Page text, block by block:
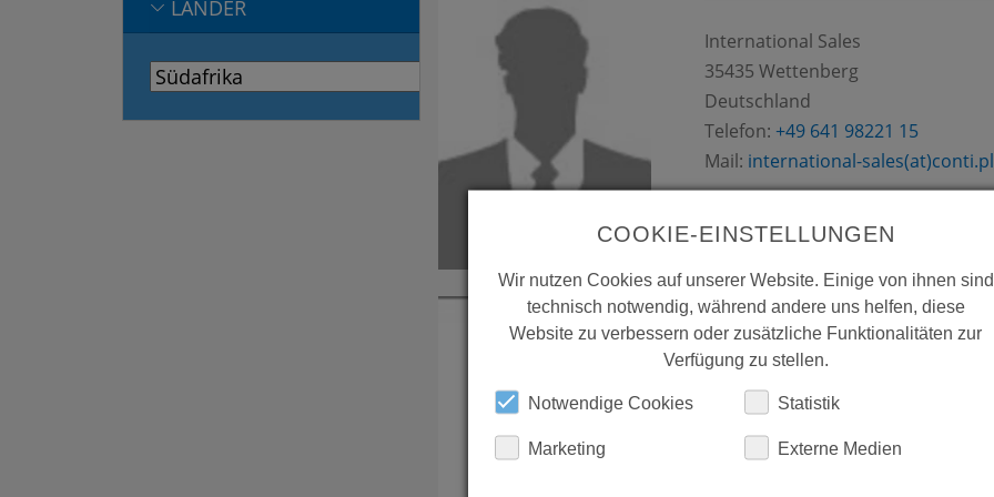
LÄNDER
International Sales
35435 Wettenberg
Deutschland
Telefon: +49 641 98221 15
Mail: international-
MELIBO (PTY) LTD.
Montrose Place, Waterfall Park,
Road|Midrand 1685,
Valley
COOKIE-EINSTELLUNGEN
Wir nutzen Cookies auf unserer Website. Einige von ihnen sind
technisch notwendig, während andere uns helfen, diese
Website zu verbessern oder zusätzliche Funktionalitäten zur
Verfügung zu stellen.
Notwendige Cookies Statistik
Marketing Externe Medien